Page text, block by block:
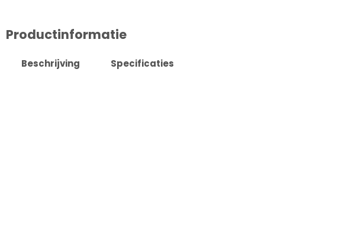
Productinformatie
Beschrijving Specificaties